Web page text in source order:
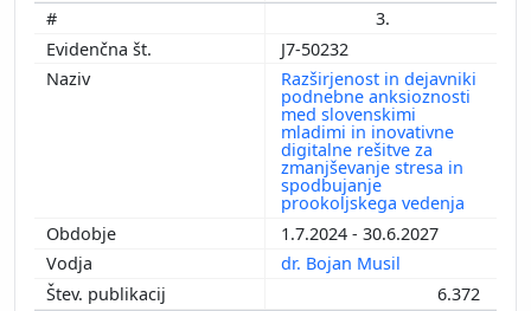
3.
J7-50232
Razširjenost in dejavniki
podnebne anksioznosti
med slovenskimi
mladimi in inovativne
digitalne rešitve za
zmanjševanje stresa in
spodbujanje
prookoljskega vedenja
1.7.2024 - 30.6.2027
dr. Bojan Musil
6.372